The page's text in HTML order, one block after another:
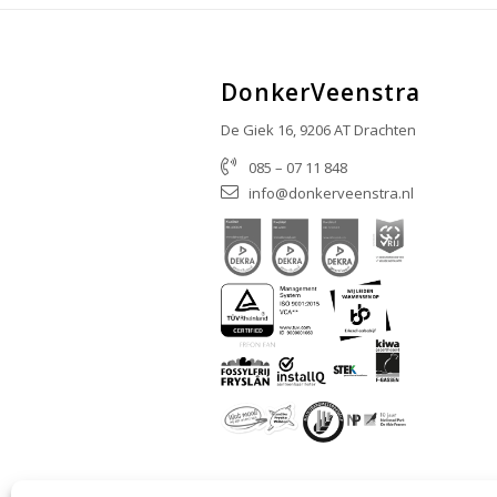
DonkerVeenstra
De Giek 16, 9206 AT Drachten
085 – 07 11 848
info@donkerveenstra.nl